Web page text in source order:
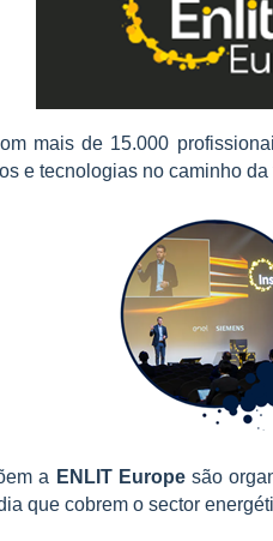
mais de 15.000
e tecnologias no caminho
a ENLIT Europesão
que cobrem o sector